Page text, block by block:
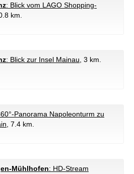
: Blick vom LAGO Shopping-
km.
: Blick zur Insel Mainau , 3 km.
Panorama Napoleonturm zu
, 7.4 km.
Mühlhofen: HD-Stream